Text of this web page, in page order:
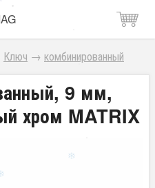
Ключ → комбинированный
9 мм,
хром MATRIX